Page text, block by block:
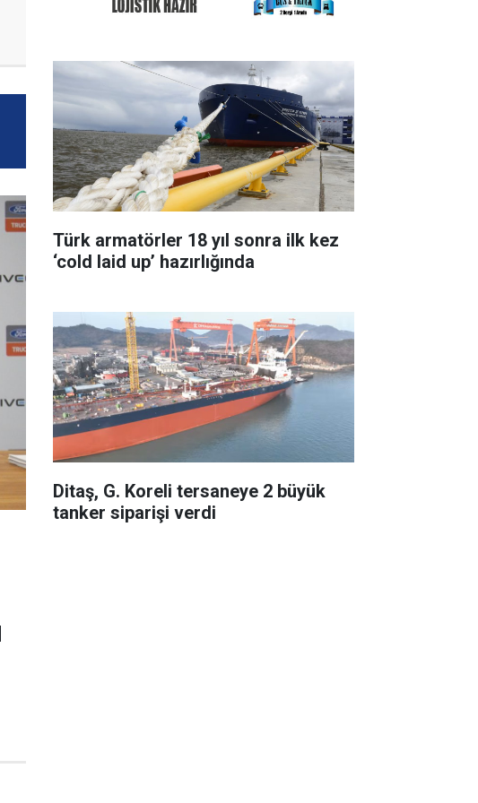
Türk armatörler 18 yıl sonra ilk kez
‘cold laid up’ hazırlığında
Ditaş, G. Koreli tersaneye 2 büyük
tanker siparişi verdi